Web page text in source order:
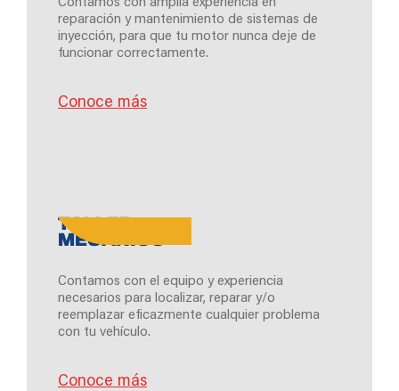
reparación y mantenimiento de sistemas de
inyección, para que tu motor nunca deje de
funcionar correctamente.
Conoce más
TALLER
MECÁNICO
Contamos con el equipo y experiencia
necesarios para localizar, reparar y/o
reemplazar eficazmente cualquier problema
con tu vehículo.
Conoce más